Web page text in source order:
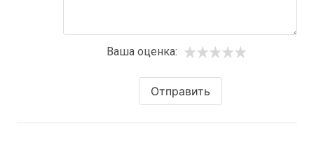
Ваша оценка:
Отправить